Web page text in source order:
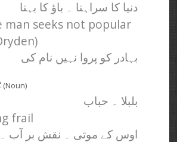
دنیا کا سراہنا ۔ باؤ کا بہنا
man seeks not popular
بہادر کو پروا نہیں نام کی
(Noun)
بلبلا ۔ حباب
frail
اوس کے موتی ۔ نقش بر آب ۔